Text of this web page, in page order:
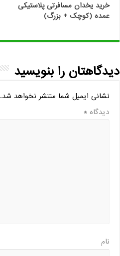
خرید یخدان مسافرتی پلاستیکی
عمده (کوچک + بزرگ)
دیدگاهتان را بنویسید
نشانی ایمیل شما منتشر نخواهد شد.
دیدگاه*
نام